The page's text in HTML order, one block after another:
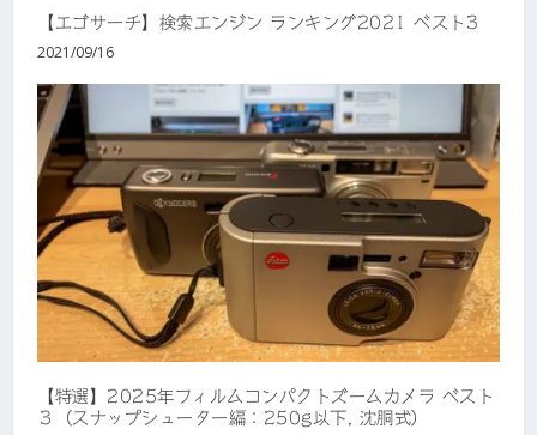
【エゴサーチ】検索エンジン ランキング2021 ベスト3
2021/09/16
【特選】2025年フィルムコンパクトズームカメラ ベスト
３（スナップシューター編：250g以下, 沈胴式）